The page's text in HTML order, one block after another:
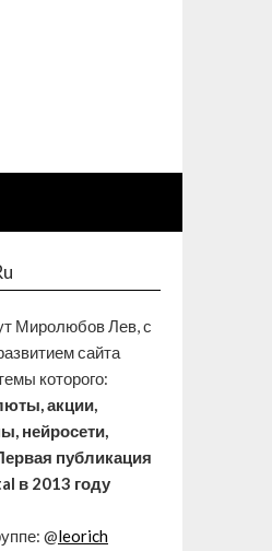
Миролюбов Лев, с
сайта
которого:
акции,
нейросети,
публикация
в 2013 году
@leorich